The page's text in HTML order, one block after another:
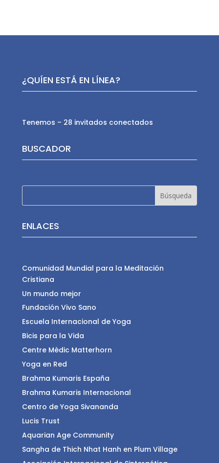
¿QUÍEN ESTÁ EN LÍNEA?
Tenemos – 28 invitados conectados
BUSCADOR
ENLACES
Comunidad Mundial para la Meditación
Cristiana
Un mundo mejor
Fundación Vivo Sano
Escuela Internacional de Yoga
Bicis para la Vida
Centre Mèdic Matterhorn
Yoga en Red
Brahma Kumaris España
Brahma Kumaris Internacional
Centro de Yoga Sivananda
Lucis Trust
Aquarian Age Community
Sangha de Thich Nhat Hanh en Plum Village